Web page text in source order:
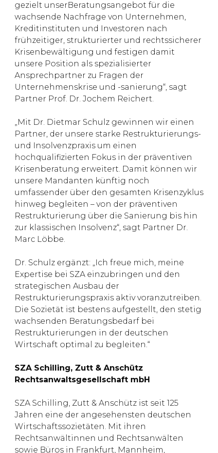
gezielt unserBeratungsangebot für die
wachsende Nachfrage von Unternehmen,
Kreditinstituten und Investoren nach
frühzeitiger, strukturierter und rechtssicherer
Krisenbewältigung und festigen damit
unsere Position als spezialisierter
Ansprechpartner zu Fragen der
Unternehmenskrise und -sanierung“, sagt
Partner Prof. Dr. Jochem Reichert.
„Mit Dr. Dietmar Schulz gewinnen wir einen
Partner, der unsere starke Restrukturierungs-
und Insolvenzpraxis um einen
hochqualifizierten Fokus in der präventiven
Krisenberatung erweitert. Damit können wir
unsere Mandanten künftig noch
umfassender über den gesamten Krisenzyklus
hinweg begleiten – von der präventiven
Restrukturierung über die Sanierung bis hin
zur klassischen Insolvenz“, sagt Partner Dr.
Marc Löbbe.
Dr. Schulz ergänzt: „Ich freue mich, meine
Expertise bei SZA einzubringen und den
strategischen Ausbau der
Restrukturierungspraxis aktiv voranzutreiben.
Die Sozietät ist bestens aufgestellt, den stetig
wachsenden Beratungsbedarf bei
Restrukturierungen in der deutschen
Wirtschaft optimal zu begleiten.“
SZA Schilling, Zutt & Anschütz
Rechtsanwaltsgesellschaft mbH
SZA Schilling, Zutt & Anschütz ist seit 125
Jahren eine der angesehensten deutschen
Wirtschaftssozietäten. Mit ihren
Rechtsanwältinnen und Rechtsanwälten
sowie Büros in Frankfurt, Mannheim,